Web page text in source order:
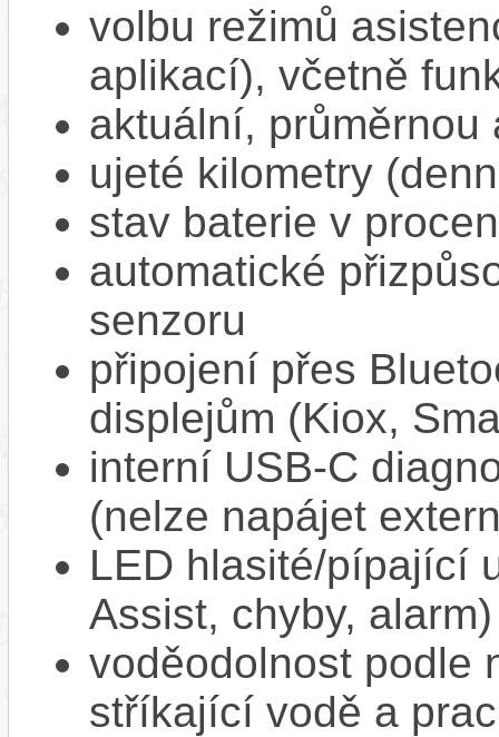
volbu režimů
aplikací), včetně
aktuální, průměrnou
ujeté kilometry
stav baterie v
automatické
senzoru
připojení přes
displejům (Kiox,
interní USB‑C
(nelze napájet
LED hlasité/pípající
Assist, chyby, alarm)
voděodolnost podle
stříkající vodě a